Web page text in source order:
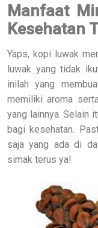
Manfaat
Kesehatan
Yaps, kopi luwak
luwak yang tidak
inilah yang
memiliki aroma
yang lainnya. Selain
bagi kesehatan.
saja yang ada di
simak terus ya!